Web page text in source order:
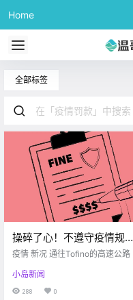
Home
全部标签
操碎了心！不遵守疫情规矩
也就算了，居然还有这么多
疫情 新况 通往Tofino的高速公路 下
经常出省跑高速的小伙伴们要注意
啦！ 从4月28日起 通往Tofino的高
小岛新闻
288 0